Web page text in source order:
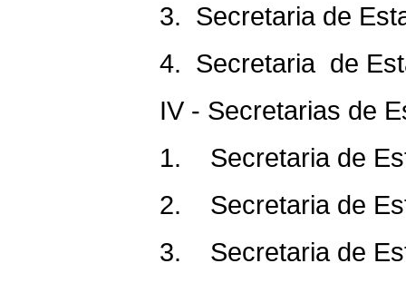
3. Secretaria de
4. Secretaria de
IV - Secretarias de
1. Secretaria de
2. Secretaria de
3. Secretaria de